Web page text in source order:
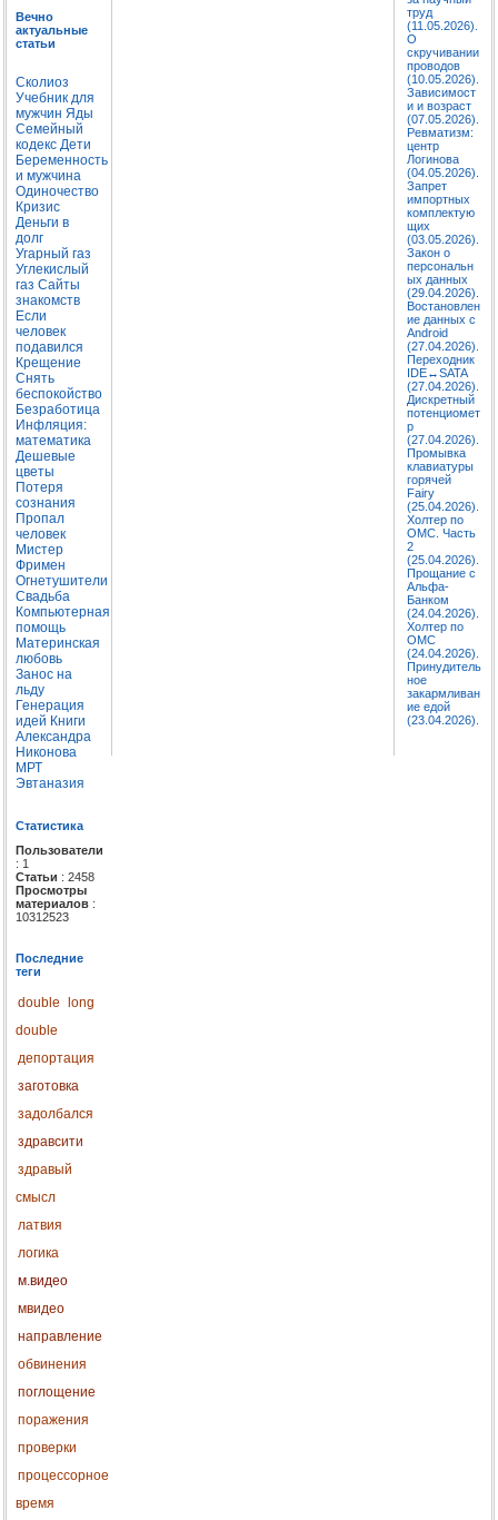
Вечно
актуальные
статьи
Сколиоз
Учебник для
мужчин Яды
Семейный
кодекс Дети
Беременность
и мужчина
Одиночество
Кризис
Деньги в
долг
Угарный газ
Углекислый
газ Сайты
знакомств
Если
человек
подавился
Крещение
Снять
беспокойство
Безработица
Инфляция:
математика
Дешевые
цветы
Потеря
сознания
Пропал
человек
Мистер
Фримен
Огнетушители
Свадьба
Компьютерная
помощь
Материнская
любовь
Занос на
льду
Генерация
идей Книги
Александра
Никонова
МРТ
Эвтаназия
Статистика
Пользователи
: 1
Статьи : 2458
Просмотры
материалов :
10312523
Последние
теги
double
long
double
депортация
заготовка
задолбался
здравсити
здравый
смысл
латвия
логика
м.видео
мвидео
направление
обвинения
поглощение
поражения
проверки
процессорное
время
труд
(11.05.2026).
О
скручивании
проводов
(10.05.2026).
Зависимост
и и возраст
(07.05.2026).
Ревматизм:
центр
Логинова
(04.05.2026).
Запрет
импортных
комплектую
щих
(03.05.2026).
Закон о
персональн
ых данных
(29.04.2026).
Востановлен
ие данных с
Android
(27.04.2026).
Переходник
IDE↔SATA
(27.04.2026).
Дискретный
потенциомет
р
(27.04.2026).
Промывка
клавиатуры
горячей
Fairy
(25.04.2026).
Холтер по
ОМС. Часть
2
(25.04.2026).
Прощание с
Альфа-
Банком
(24.04.2026).
Холтер по
ОМС
(24.04.2026).
Принудитель
ное
закармливан
ие едой
(23.04.2026).